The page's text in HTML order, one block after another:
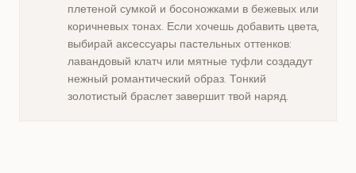
плетеной сумкой и босоножками в бежевых или
коричневых тонах. Если хочешь добавить цвета,
выбирай аксессуары пастельных оттенков:
лавандовый клатч или мятные туфли создадут
нежный романтический образ. Тонкий
золотистый браслет завершит твой наряд.